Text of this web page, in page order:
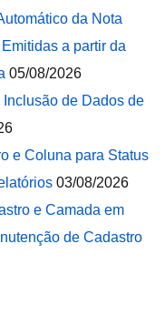
da Nota
a partir da
05/08/2026
de Dados de
e Coluna para Status
03/08/2026
e Camada em
de Cadastro